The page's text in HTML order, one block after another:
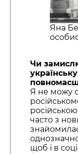
Яна
Чи
Я не можу
часто з
щоб і в